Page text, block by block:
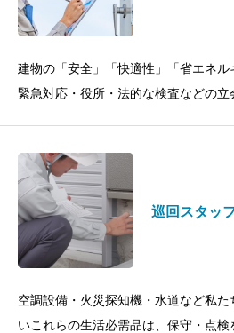
建物の「安全」「快適性」「省エネル
緊急対応・役所・法的な検査などの立
巡回スタッ
空調設備・火災探知機・水道など私
いこれらの生活必需品は、保守・点検